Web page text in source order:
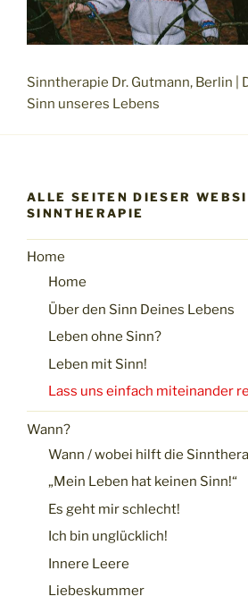
Sinntherapie Dr. Gutmann, Berlin |
Sinn unseres Lebens
ALLE SEITEN DIESER
SINNTHERAPIE
Home
Home
Über den Sinn Deines Lebens
Leben ohne Sinn?
Leben mit Sinn!
Lass uns einfach miteinander
Wann?
Wann / wobei hilft die
„Mein Leben hat keinen Sinn!“
Es geht mir schlecht!
Ich bin unglücklich!
Innere Leere
Liebeskummer